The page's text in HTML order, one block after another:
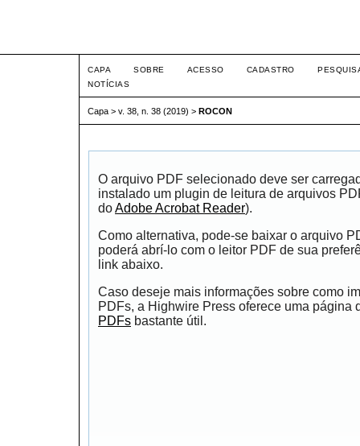
CAPA SOBRE ACESSO CADASTRO
NOTÍCIAS
Capa > v. 38, n. 38 (2019) > ROCON
O arquivo PDF selecionado deve ser
instalado um plugin de leitura de arquivos
doAdobe Acrobat Reader).
Como alternativa, pode-se baixar o arquivo
poderá abrí-lo com o leitor PDF de sua
link abaixo.
Caso deseje mais informações sobre como
PDFs, a Highwire Press oferece uma página
PDFs bastante útil.